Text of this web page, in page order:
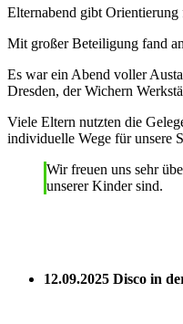
Elternabend gibt
Mit großer Beteiligung fand
Es war ein Abend voller
Dresden, der Wichern
Viele Eltern nutzten die
individuelle Wege für unsere
Wir freuen uns sehr
unserer Kinder sind.
12.09.2025 Disco in